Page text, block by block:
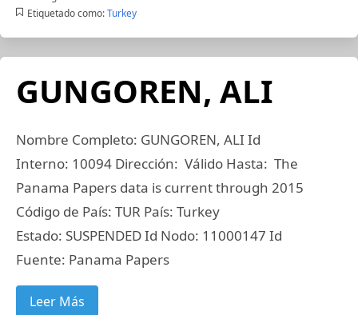
Etiquetado como: Turkey
GUNGOREN, ALI
Nombre Completo: GUNGOREN, ALI Id
Interno: 10094 Dirección: Válido Hasta: The
Panama Papers data is current through 2015
Código de País: TUR País: Turkey
Estado: SUSPENDED Id Nodo: 11000147 Id
Fuente: Panama Papers
Leer Más